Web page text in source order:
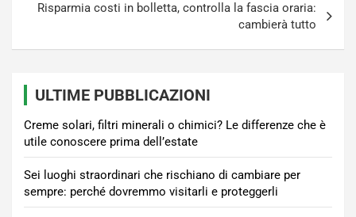
Risparmia costi in bolletta, controlla la fascia oraria:
cambierà tutto
ULTIME PUBBLICAZIONI
Creme solari, filtri minerali o chimici? Le differenze che è
utile conoscere prima dell’estate
Sei luoghi straordinari che rischiano di cambiare per
sempre: perché dovremmo visitarli e proteggerli